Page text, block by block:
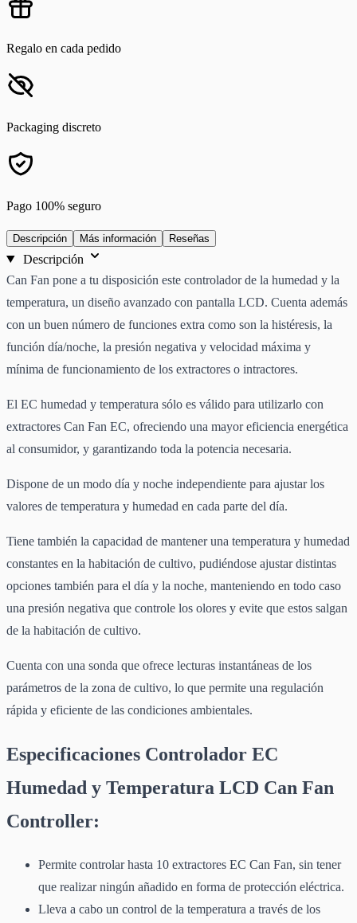
Regalo en cada pedido
Packaging discreto
Pago 100% seguro
Descripción Más información Reseñas
Descripción
Can Fan pone a tu disposición este controlador de la humedad y la
temperatura, un diseño avanzado con pantalla LCD. Cuenta además
con un buen número de funciones extra como son la histéresis, la
función día/noche, la presión negativa y velocidad máxima y
mínima de funcionamiento de los extractores o intractores.
El EC humedad y temperatura sólo es válido para utilizarlo con
extractores Can Fan EC, ofreciendo una mayor eficiencia energética
al consumidor, y garantizando toda la potencia necesaria.
Dispone de un modo día y noche independiente para ajustar los
valores de temperatura y humedad en cada parte del día.
Tiene también la capacidad de mantener una temperatura y humedad
constantes en la habitación de cultivo, pudiéndose ajustar distintas
opciones también para el día y la noche, manteniendo en todo caso
una presión negativa que controle los olores y evite que estos salgan
de la habitación de cultivo.
Cuenta con una sonda que ofrece lecturas instantáneas de los
parámetros de la zona de cultivo, lo que permite una regulación
rápida y eficiente de las condiciones ambientales.
Especificaciones Controlador EC
Humedad y Temperatura LCD Can Fan
Controller:
Permite controlar hasta 10 extractores EC Can Fan, sin tener
que realizar ningún añadido en forma de protección eléctrica.
Lleva a cabo un control de la temperatura a través de los